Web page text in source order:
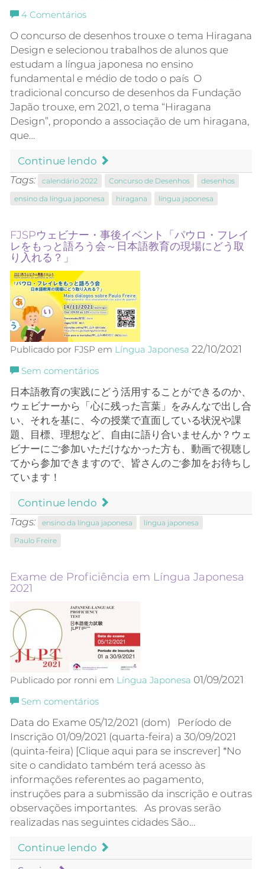
4 Comentários
O concurso de desenhos trouxe o tema Hiragana
Design e selecionou trabalhos de alunos que
estudam a língua japonesa no ensino
fundamental e médio de todo o país O
tradicional concurso de desenhos da Fundação
Japão trouxe, em 2021, o tema “Hiragana
Design”, propondo a associação de um hiragana,
que…
Continue lendo
Tags:
calendário 2022 Concurso de Desenhos
desenhos
ensino da língua japonesa
hiragana língua japonesa
FJSPウェビナー・事後イベント「パウロ・フレイ
レをもっと語ろう会～日本語教育の現場にどう取
り入れる？」
Publicado por FJSP em Língua Japonesa 22/10/2021
Sem comentários
日本語教育の実践にどう活用することができるのか、
ウェビナーから「心に残った言葉」をみんなで出し合
い、それを基に、今の授業で直面している状況や課
題、目標、 理想など、自由に語り合いませんか？ウェ
ビナーにご参加いただけなかった方も、動画で視聴し
てから参加できますので、皆さんのご参加をお待ちし
ています ！
Continue lendo
Tags:
ensino da língua japonesa
língua japonesa
Paulo Freire
Exame de Proficiência em Língua Japonesa
2021
Publicado por ronni em Língua Japonesa 01/09/2021
Sem comentários
Data do Exame 05/12/2021 (dom) Período de
Inscrição 01/09/2021 (quarta-feira) a 30/09/2021
(quinta-feira) [Clique aqui para se inscrever] *No
site o candidato também terá acesso às
informações referentes ao pagamento,
instruções para a submissão da inscrição e outras
observações importantes. As provas serão
realizadas nas seguintes cidades São…
Continue lendo